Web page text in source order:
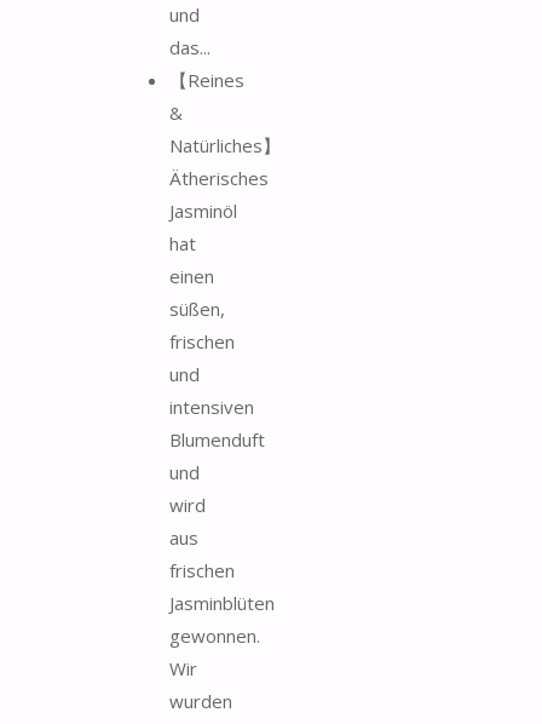
und
das...
【Reines
&
Natürliches】
Ätherisches
Jasminöl
hat
einen
süßen,
frischen
und
intensiven
Blumenduft
und
wird
aus
frischen
Jasminblüten
gewonnen.
Wir
wurden